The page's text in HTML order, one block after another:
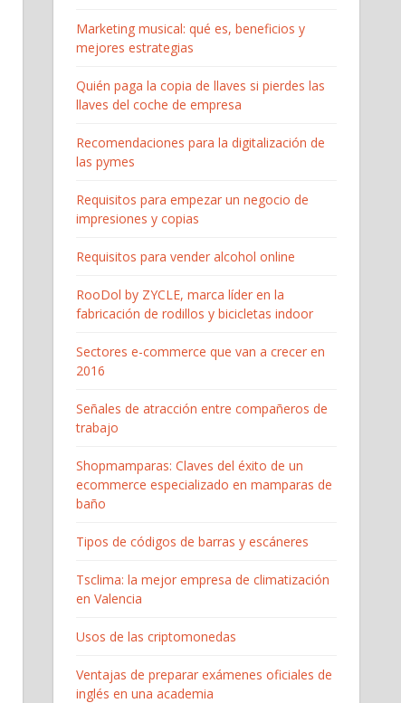
Marketing musical: qué es, beneficios y
mejores estrategias
Quién paga la copia de llaves si pierdes las
llaves del coche de empresa
Recomendaciones para la digitalización de
las pymes
Requisitos para empezar un negocio de
impresiones y copias
Requisitos para vender alcohol online
RooDol by ZYCLE, marca líder en la
fabricación de rodillos y bicicletas indoor
Sectores e-commerce que van a crecer en
2016
Señales de atracción entre compañeros de
trabajo
Shopmamparas: Claves del éxito de un
ecommerce especializado en mamparas de
baño
Tipos de códigos de barras y escáneres
Tsclima: la mejor empresa de climatización
en Valencia
Usos de las criptomonedas
Ventajas de preparar exámenes oficiales de
inglés en una academia